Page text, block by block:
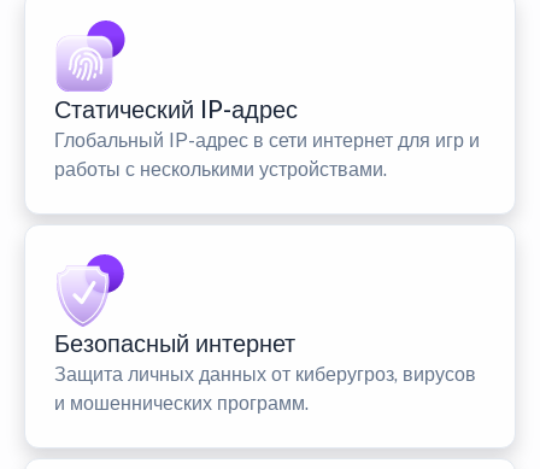
Статический IP-адрес
Глобальный IP-адрес в сети интернет для игр и
работы с несколькими устройствами.
Безопасный интернет
Защита личных данных от киберугроз, вирусов
и мошеннических программ.